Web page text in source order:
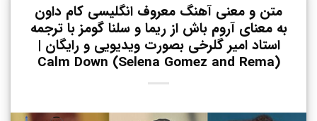
متن و معنی آهنگ معروف انگلیسی کام داون
به معنای آروم باش از ریما و سلنا گومز با ترجمه
استاد امیر گلرخی بصورت ویدیویی و رایگان |
(Calm Down (Selena Gomez and Rema